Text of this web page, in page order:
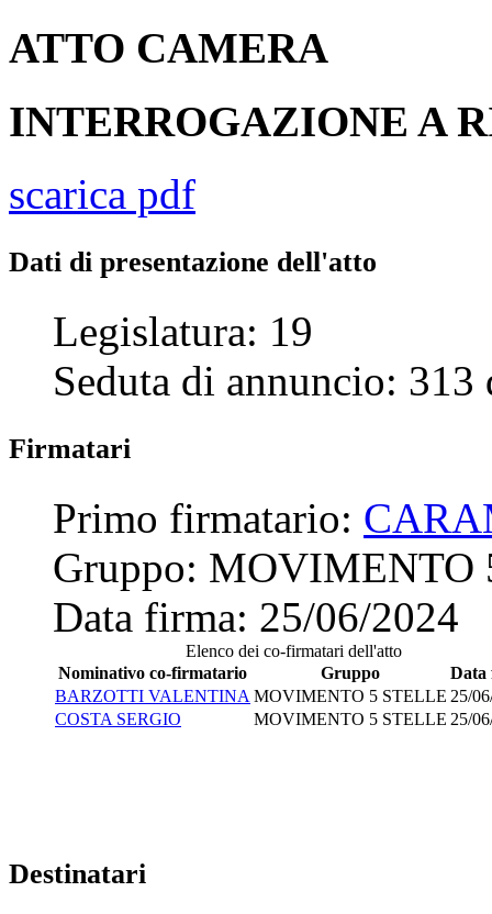
ATTO CAMERA
INTERROGAZIONE A
scarica pdf
Dati di presentazione dell'atto
Legislatura: 19
Seduta di annuncio: 313
Firmatari
Primo firmatario:
Gruppo: MOVIMENTO
Data firma: 25/06/2024
Elenco dei co-firmatari dell'atto
Nominativo co-firmatario
Gruppo
Data
BARZOTTI VALENTINA MOVIMENTO 5 STELLE 25/
COSTA SERGIO
MOVIMENTO 5 STELLE 25/
Destinatari